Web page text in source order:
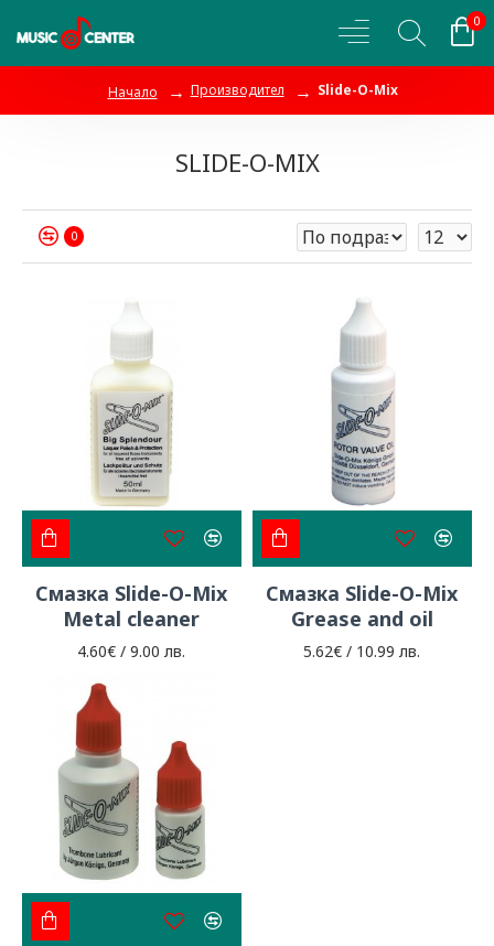
0
Начало Производител Slide-O-Mix
SLIDE-O-MIX
0
Смазка Slide-O-Mix
Metal cleaner
4.60€ / 9.00 лв.
Смазка Slide-O-Mix
Grease and oil
5.62€ / 10.99 лв.